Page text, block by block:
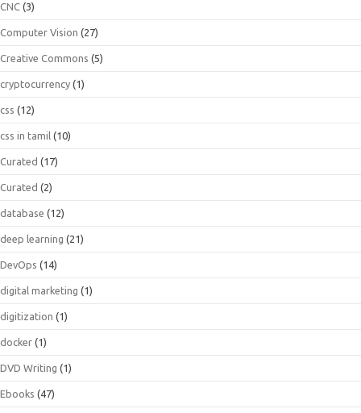
CNC (3)
Computer Vision (27)
Creative Commons (5)
cryptocurrency (1)
css (12)
css in tamil (10)
Curated (17)
Curated (2)
database (12)
deep learning (21)
DevOps (14)
digital marketing (1)
digitization (1)
docker (1)
DVD Writing (1)
Ebooks (47)